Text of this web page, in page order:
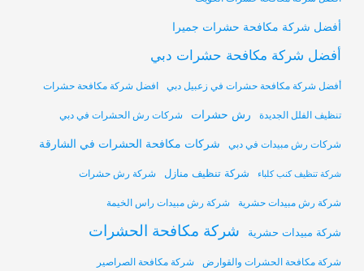
أفضل شركة مكافحة حشرات جميرا
أفضل شركة مكافحة حشرات دبي
أفضل شركة مكافحة حشرات في زعبيل دبي افضل شركة مكافحة حشرات
تنظيف الفلل الجديدة رش حشرات شركات رش الحشرات في دبي
شركات رش مبيدات في دبي شركات مكافحة الحشرات في الشارقة
شركة تنظيف كنب كلباء شركة تنظيف منازل شركة رش حشرات
شركة رش مبيدات حشرية شركة رش مبيدات راس الخيمة
شركة مبيدات حشرية شركة مكافحة الحشرات
شركة مكافحة الحشرات والقوارض شركة مكافحة الصراصير